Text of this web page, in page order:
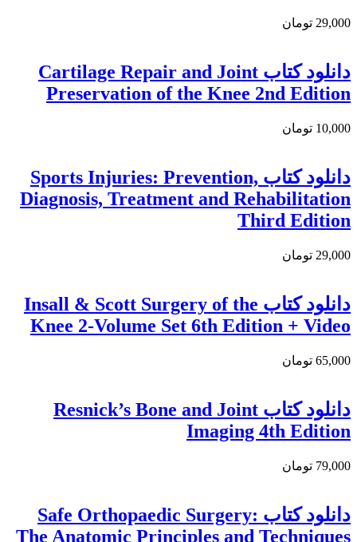
29,000 تومان
دانلود کتاب Cartilage Repair and Joint
Preservation of the Knee 2nd Edition
10,000 تومان
دانلود کتاب Sports Injuries: Prevention,
Diagnosis, Treatment and Rehabilitation
Third Edition
29,000 تومان
دانلود کتاب Insall & Scott Surgery of the
Knee 2-Volume Set 6th Edition + Video
65,000 تومان
دانلود كتاب Resnick’s Bone and Joint
Imaging 4th Edition
79,000 تومان
دانلود کتاب Safe Orthopaedic Surgery:
The Anatomic Principles and Techniques